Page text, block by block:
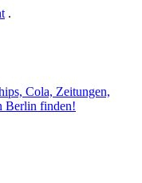
.
Cola, Zeitungen,
Berlin finden!